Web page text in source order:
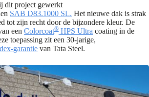
dit project gewerkt
SAB D83.1000 SL. Het nieuwe dak is strak
tot zijn recht door de bijzondere kleur. De
een Colorcoat® HPS Ultra coating in de
toepassing zit een 30-jarige,
garantie van Tata Steel.